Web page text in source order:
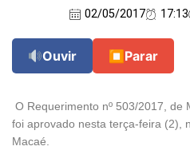
02/05/2017 17:13
Ouvir ⏹ Parar
O Requerimento nº 503/2017, de
foi aprovado nesta terça-feira (2),
Macaé.